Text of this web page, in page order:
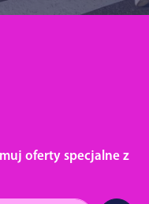
oferty specjalne z